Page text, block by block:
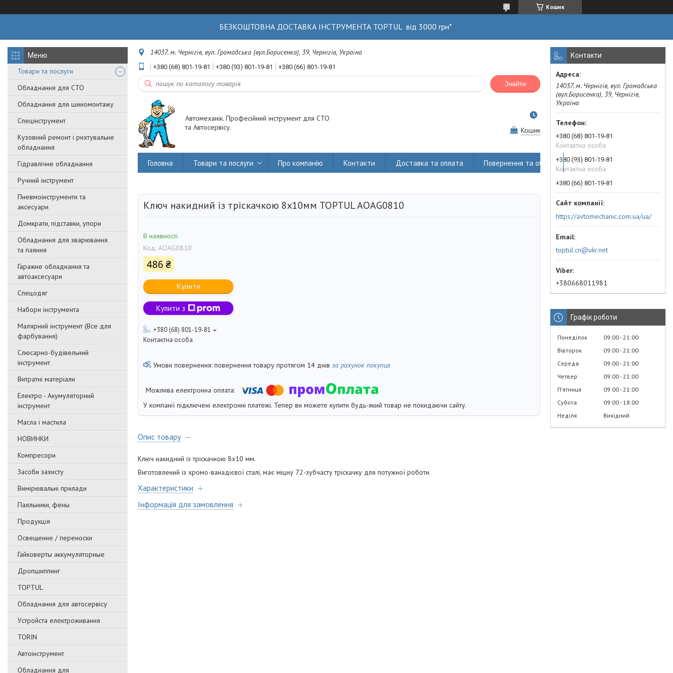
Кошик
БЕЗКОШТОВНА ДОСТАВКА ІНСТРУМЕНТА TOPTUL від 3000 грн*
Товари та послуги
Обладнання для СТО
Обладнання для шиномонтажу
Спецінструмент
Кузовний ремонт і рихтувальне
обладнання
Гідравлічне обладнання
Ручний інструмент
Пневмоінструменти та
аксесуари
Домкрати, підставки, упори
Обладнання для зварювання
та паяння
Гаражне обладнання та
автоаксесуари
Спецодяг
Набори інструмента
Малярний інструмент (Все для
фарбування)
Слюсарно-будівельний
інструмент
Витратні матеріали
Електро - Акумуляторний
інструмент
Масла і мастила
НОВИНКИ
Компресори
Засоби захисту
Вимірювальні прилади
Паяльники, фены
Продукція
Освещение / переноски
Гайковерты аккумуляторные
Дропшиппинг
TOPTUL
Обладнання для автосервісу
Уcтpoйстa елeктpoживання
TORIN
Автоінструмент
Обладнання для
14037. м. Чернігів, вул. Громадська (вул.Борисенка), 39, Чернігів, Україна
+380 (68) 801-19-81 +380 (93) 801-19-81 +380 (66) 801-19-81
Знайти
Автомеханік. Професійний інструмент для СТО
та Автосервісу.
Кошик
Головна Товари та послуги Про компанію Контакти Доставка та оплата Повернення та обмін Статті
Ключ накидний із тріскачкою 8х10мм TOPTUL AOAG0810
В наявності
Код: AOAG0810
486 ₴
Купити
Купити з
+380 (68) 801-19-81
Контактна особа
повернення товару протягом 14 днів за рахунок покупця
У компанії підключені електронні платежі. Тепер ви можете купити будь-який товар не покидаючи сайту.
Опис товару
Ключ накидний із тріскачкою 8х10 мм.
Виготовлений із хромо-ванадієвої сталі, має міцну 72-зубчасту тріскачку для потужної роботи.
Характеристики
Інформація для замовлення
Контакти
14037. м. Чернігів, вул. Громадська
(вул.Борисенка), 39, Чернігів,
Україна
+380 (68) 801-19-81
Контактна особа
+380 (93) 801-19-81
Контактна особа
+380 (66) 801-19-81
https://avtomechanic.com.ua/ua/
toptul.cn@ukr.net
+380668011981
Графік роботи
Понеділок 09:00 21:00
Вівторок
09:00 21:00
Середа
09:00 21:00
Четвер
09:00 21:00
Пʼятниця
09:00 21:00
Субота
09:00 18:00
Неділя
Вихідний